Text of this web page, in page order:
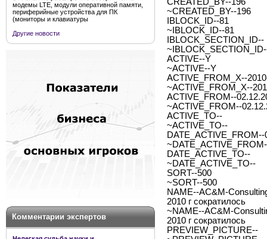
модемы LTE, модули оперативной памяти,
периферийные устройства для ПК
(мониторы и клавиатуры
Другие новости
Комментарии экспертов
~CREATED_BY--196
IBLOCK_ID--81
~IBLOCK_ID--81
IBLOCK_SECTION_ID--
ACTIVE--Y
~ACTIVE--Y
ACTIVE_FROM_X--
~ACTIVE_FROM_X--
ACTIVE_FROM--
~ACTIVE_FROM--
ACTIVE_TO--
~ACTIVE_TO--
DATE_ACTIVE_FROM--
DATE_ACTIVE_TO--
~DATE_ACTIVE_TO--
SORT--500
~SORT--500
NAME--AC&M-
2010 г сократилось
~NAME--AC&M-
2010 г сократилось
PREVIEW_PICTURE--